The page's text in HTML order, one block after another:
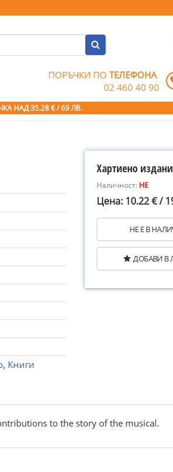
ПОРЪЧКИ ПОТЕЛЕФОНА
02 460 40 90
НАД 35.28 € / 69 ЛВ.
, Книги
Хартиено
Наличност: НЕ
Цена: 10.22 € /
НЕ Е В
ДОБАВИ
to the story of the musical.